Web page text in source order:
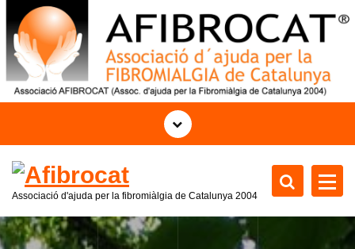
r
t
e
Associació d'ajuda per la fibromiàlgia de Catalunya 2004